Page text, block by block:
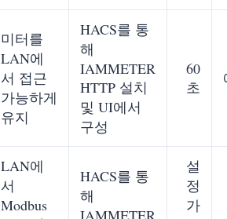
미터를
LAN에
서 접근
가능하게
유지
HACS를 통
해
IAMMETER
HTTP 설치
및 UI에서
구성
60
초
LAN에
서
Modbus
HACS를 통
해
IAMMETER
설
정
가